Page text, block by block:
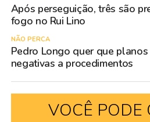
Após perseguição, três são
fogo no Rui Lino
NÃO PERCA
Pedro Longo quer que
negativas a procedimentos
VOCÊ PODE